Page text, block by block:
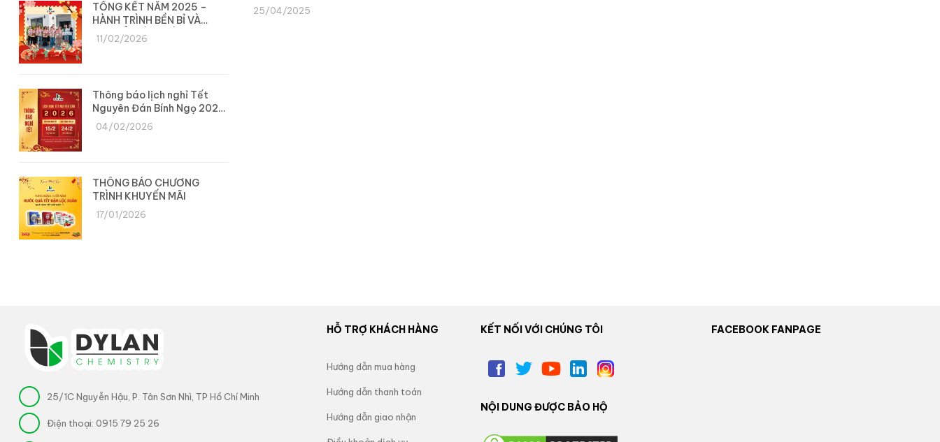
25/04/2025
TỔNG KẾT NĂM 2025 –
HÀNH TRÌNH BỀN BỈ VÀ
CHUYỂN MÌNH CÙNG DYLAN
11/02/2026
Thông báo lịch nghỉ Tết
Nguyên Đán Bính Ngọ 2026
– Công ty Dylan
04/02/2026
THÔNG BÁO CHƯƠNG
TRÌNH KHUYẾN MÃI
17/01/2026
25/1C Nguyễn Hậu, P. Tân Sơn Nhì, TP Hồ Chí Minh
Điện thoại: 0915 79 25 26
HỖ TRỢ KHÁCH HÀNG
Hướng dẫn mua hàng
Hướng dẫn thanh toán
Hướng dẫn giao nhận
KẾT NỐI VỚI CHÚNG TÔI
NỘI DUNG ĐƯỢC BẢO HỘ
FACEBOOK FANPAGE